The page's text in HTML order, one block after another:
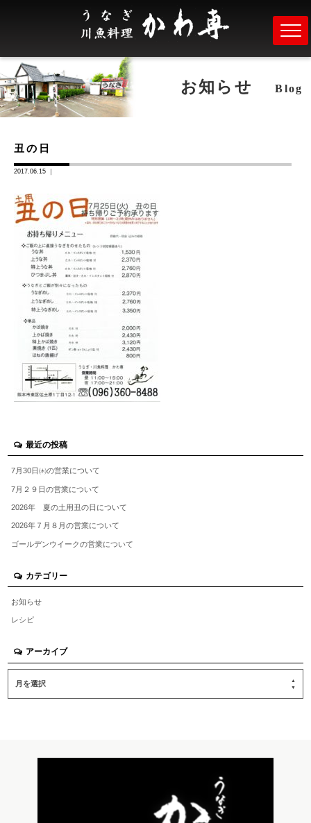
お知らせ Blog
丑の日
2017.06.15 ｜
最近の投稿
7月30日㈭の営業について
7月２９日の営業について
2026年 夏の土用丑の日について
2026年７月８月の営業について
ゴールデンウイークの営業について
カテゴリー
お知らせ
レシピ
アーカイブ
月を選択